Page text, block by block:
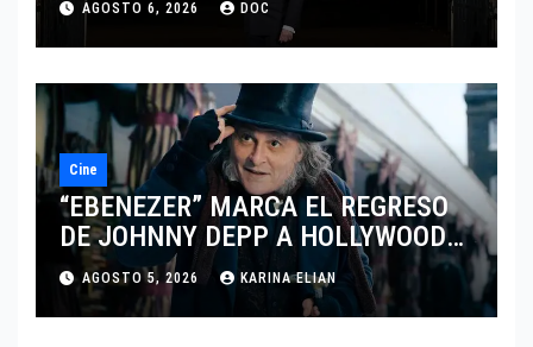
DEL DRAMATISMO
AGOSTO 6, 2026 DOC
Cine
“EBENEZER” MARCA EL REGRESO
DE JOHNNY DEPP A HOLLYWOOD
TRAS SU PASO POR EL CINE
INDEPENDIENTE EUROPEO
AGOSTO 5, 2026 KARINA ELIAN